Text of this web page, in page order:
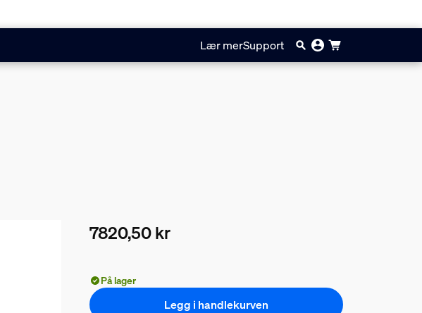
Lær merSupport
7820,50 kr
På lager
Legg i handlekurven